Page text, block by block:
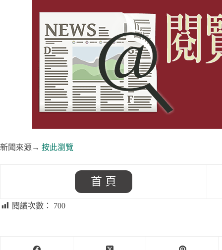
新聞來源→ 按此瀏覽
首 頁
閱讀次數： 700